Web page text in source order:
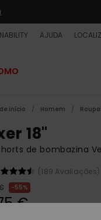
AJUDA
início Homem
18"
de bombazina
(189 Avaliações)
55%
€